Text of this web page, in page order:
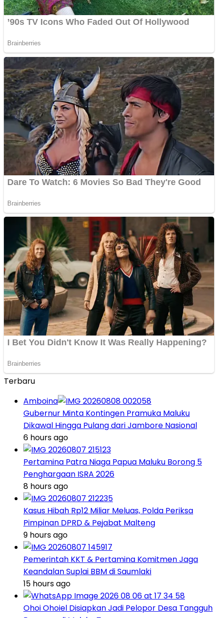
Terbaru
Amboina
Gubernur Minta Kontingen Pramuka Maluku
Dikawal Hingga Pulang dari Jambore Nasional
6 hours ago
Pertamina Patra Niaga Papua Maluku Borong 5
Penghargaan ISRA 2026
8 hours ago
Kasus Hibah Rp12 Miliar Meluas, Polda Periksa
Pimpinan DPRD & Pejabat Malteng
9 hours ago
Pemerintah KKT & Pertamina Komitmen Jaga
Keandalan Suplai BBM di Saumlaki
15 hours ago
Ohoi Ohoiel Disiapkan Jadi Pelopor Desa Tangguh